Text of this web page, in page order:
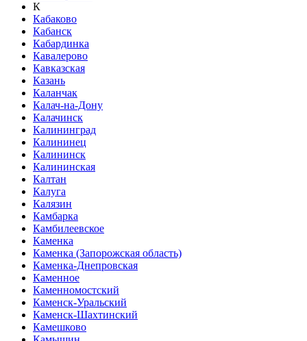
К
Кабаково
Кабанск
Кабардинка
Кавалерово
Кавказская
Казань
Каланчак
Калач-на-Дону
Калачинск
Калининград
Калининец
Калининск
Калининская
Калтан
Калуга
Калязин
Камбарка
Камбилеевское
Каменка
Каменка (Запорожская область)
Каменка-Днепровская
Каменное
Каменномостский
Каменск-Уральский
Каменск-Шахтинский
Камешково